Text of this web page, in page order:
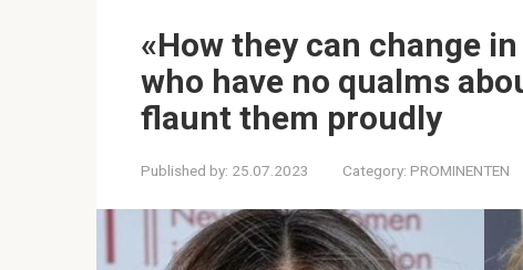
«How they can change
who have no qualms
flaunt them proudly
Published by: 25.07.2023 Category: PROMINENTEN